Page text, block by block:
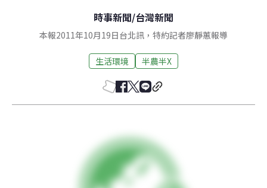
時事新聞/台灣新聞
本報2011年10月19日台北訊，特約記者廖靜蕙報導
生活環境 半農半X